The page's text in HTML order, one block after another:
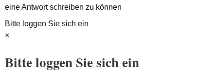
eine Antwort schreiben zu können
Bitte loggen Sie sich ein
×
Bitte loggen Sie sich ein